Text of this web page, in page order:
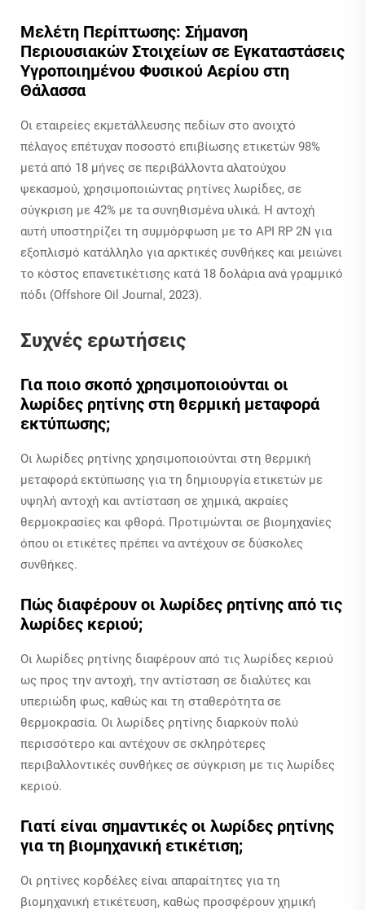
Μελέτη Περίπτωσης: Σήμανση
Περιουσιακών Στοιχείων σε Εγκαταστάσεις
Υγροποιημένου Φυσικού Αερίου στη
Θάλασσα
Οι εταιρείες εκμετάλλευσης πεδίων στο ανοιχτό
πέλαγος επέτυχαν ποσοστό επιβίωσης ετικετών 98%
μετά από 18 μήνες σε περιβάλλοντα αλατούχου
ψεκασμού, χρησιμοποιώντας ρητίνες λωρίδες, σε
σύγκριση με 42% με τα συνηθισμένα υλικά. Η αντοχή
αυτή υποστηρίζει τη συμμόρφωση με το API RP 2N για
εξοπλισμό κατάλληλο για αρκτικές συνθήκες και μειώνει
το κόστος επανετικέτισης κατά 18 δολάρια ανά γραμμικό
πόδι (Offshore Oil Journal, 2023).
Συχνές ερωτήσεις
Για ποιο σκοπό χρησιμοποιούνται οι
λωρίδες ρητίνης στη θερμική μεταφορά
εκτύπωσης;
Οι λωρίδες ρητίνης χρησιμοποιούνται στη θερμική
μεταφορά εκτύπωσης για τη δημιουργία ετικετών με
υψηλή αντοχή και αντίσταση σε χημικά, ακραίες
θερμοκρασίες και φθορά. Προτιμώνται σε βιομηχανίες
όπου οι ετικέτες πρέπει να αντέχουν σε δύσκολες
συνθήκες.
Πώς διαφέρουν οι λωρίδες ρητίνης από τις
λωρίδες κεριού;
Οι λωρίδες ρητίνης διαφέρουν από τις λωρίδες κεριού
ως προς την αντοχή, την αντίσταση σε διαλύτες και
υπεριώδη φως, καθώς και τη σταθερότητα σε
θερμοκρασία. Οι λωρίδες ρητίνης διαρκούν πολύ
περισσότερο και αντέχουν σε σκληρότερες
περιβαλλοντικές συνθήκες σε σύγκριση με τις λωρίδες
κεριού.
Γιατί είναι σημαντικές οι λωρίδες ρητίνης
για τη βιομηχανική ετικέτιση;
Οι ρητίνες κορδέλες είναι απαραίτητες για τη
βιομηχανική ετικέτευση, καθώς προσφέρουν χημική